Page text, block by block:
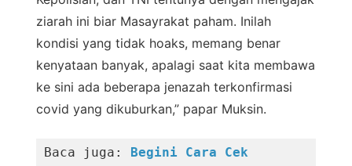
ziarah ini biar Masayrakat paham. Inilah
kondisi yang tidak hoaks, memang benar
kenyataan banyak, apalagi saat kita membawa
ke sini ada beberapa jenazah terkonfirmasi
covid yang dikuburkan,” papar Muksin.
Baca juga:
Begini Cara Cek